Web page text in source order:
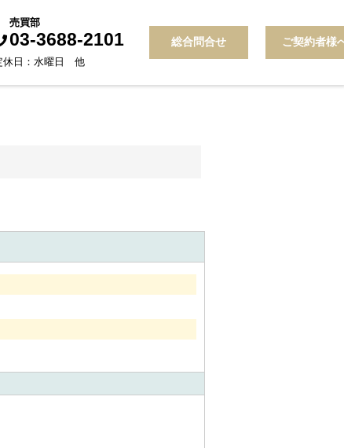
売買部
03-3688-2101
休日：水曜日 他
総合問合せ ご契約者様